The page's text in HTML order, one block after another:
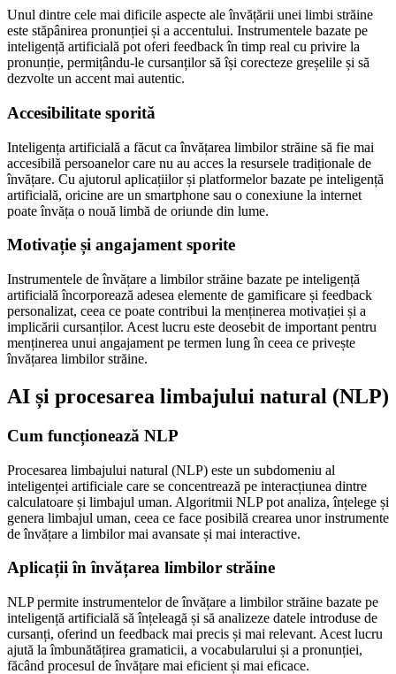
Unul dintre cele mai dificile aspecte ale învățării unei limbi străine
este stăpânirea pronunției și a accentului. Instrumentele bazate pe
inteligență artificială pot oferi feedback în timp real cu privire la
pronunție, permițându-le cursanților să își corecteze greșelile și să
dezvolte un accent mai autentic.
Accesibilitate sporită
Inteligența artificială a făcut ca învățarea limbilor străine să fie mai
accesibilă persoanelor care nu au acces la resursele tradiționale de
învățare. Cu ajutorul aplicațiilor și platformelor bazate pe inteligență
artificială, oricine are un smartphone sau o conexiune la internet
poate învăța o nouă limbă de oriunde din lume.
Motivație și angajament sporite
Instrumentele de învățare a limbilor străine bazate pe inteligență
artificială încorporează adesea elemente de gamificare și feedback
personalizat, ceea ce poate contribui la menținerea motivației și a
implicării cursanților. Acest lucru este deosebit de important pentru
menținerea unui angajament pe termen lung în ceea ce privește
învățarea limbilor străine.
AI și procesarea limbajului natural (NLP)
Cum funcționează NLP
Procesarea limbajului natural (NLP) este un subdomeniu al
inteligenței artificiale care se concentrează pe interacțiunea dintre
calculatoare și limbajul uman. Algoritmii NLP pot analiza, înțelege și
genera limbajul uman, ceea ce face posibilă crearea unor instrumente
de învățare a limbilor mai avansate și mai interactive.
Aplicații în învățarea limbilor străine
NLP permite instrumentelor de învățare a limbilor străine bazate pe
inteligență artificială să înțeleagă și să analizeze datele introduse de
cursanți, oferind un feedback mai precis și mai relevant. Acest lucru
ajută la îmbunătățirea gramaticii, a vocabularului și a pronunției,
făcând procesul de învățare mai eficient și mai eficace.